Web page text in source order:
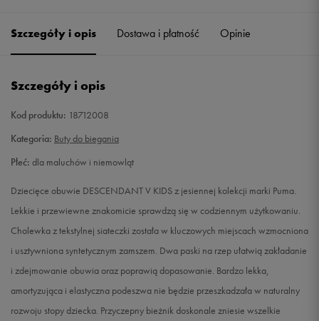
25 15,5 cm
27 16,5 cm Powiadom o dostępności
Szczegóły i opis Dostawa i płatność Opinie
Szczegóły i opis
Kod produktu: 18712008
Kategoria: Buty do biegania
Płeć: dla maluchów i niemowląt
Dziecięce obuwie DESCENDANT V KIDS z jesiennej kolekcji marki Puma.
Lekkie i przewiewne znakomicie sprawdzą się w codziennym użytkowaniu.
Cholewka z tekstylnej siateczki została w kluczowych miejscach wzmocniona
i usztywniona syntetycznym zamszem. Dwa paski na rzep ułatwią zakładanie
i zdejmowanie obuwia oraz poprawią dopasowanie. Bardzo lekka,
amortyzująca i elastyczna podeszwa nie będzie przeszkadzała w naturalny
rozwoju stopy dziecka. Przyczepny bieżnik doskonale zniesie wszelkie